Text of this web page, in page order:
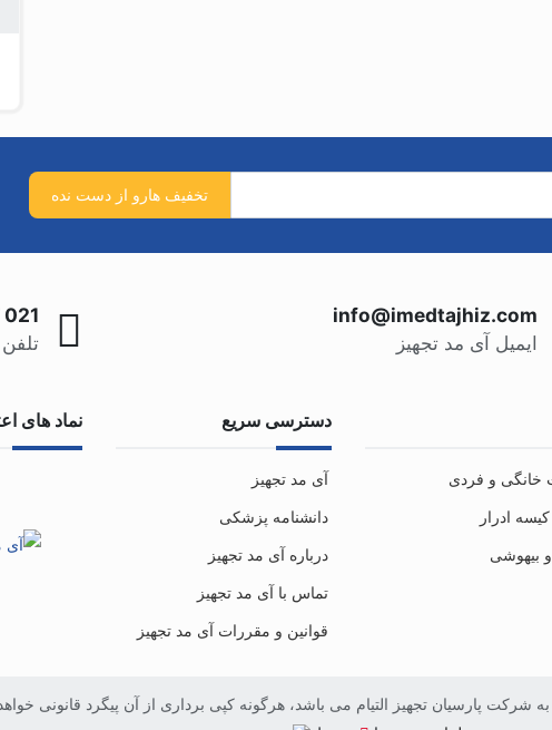
info@imedtajhiz.com
ایمیل آی مد تجهیز
021 3397 6133
خانگی و فردی
ادرار
بیهوشی
دسترسی سریع
آی مد تجهیز
دانشنامه پزشکی
درباره آی مد تجهیز
تماس با آی مد تجهیز
قوانین و مقررات آی مد تجهیز
نماد های
شرکت پارسیان تجهیز التیام می باشد، هرگونه کپی برداری از آن پیگرد قانونی